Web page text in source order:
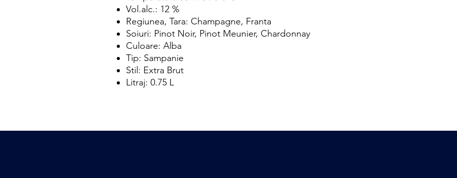
Vol.alc.: 12 %
Regiunea, Tara: Champagne, Franta
Soiuri: Pinot Noir, Pinot Meunier, Chardonnay
Culoare: Alba
Tip: Sampanie
Stil: Extra Brut
Litraj: 0.75 L